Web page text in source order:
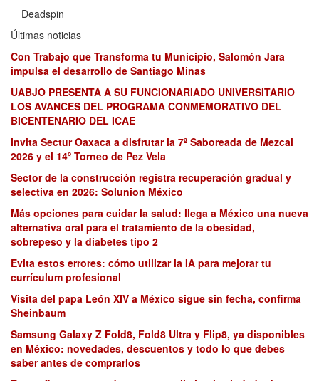
Deadspin
Últimas noticias
Con Trabajo que Transforma tu Municipio, Salomón Jara
impulsa el desarrollo de Santiago Minas
UABJO PRESENTA A SU FUNCIONARIADO UNIVERSITARIO
LOS AVANCES DEL PROGRAMA CONMEMORATIVO DEL
BICENTENARIO DEL ICAE
Invita Sectur Oaxaca a disfrutar la 7ª Saboreada de Mezcal
2026 y el 14º Torneo de Pez Vela
Sector de la construcción registra recuperación gradual y
selectiva en 2026: Solunion México
Más opciones para cuidar la salud: llega a México una nueva
alternativa oral para el tratamiento de la obesidad,
sobrepeso y la diabetes tipo 2
Evita estos errores: cómo utilizar la IA para mejorar tu
currículum profesional
Visita del papa León XIV a México sigue sin fecha, confirma
Sheinbaum
Samsung Galaxy Z Fold8, Fold8 Ultra y Flip8, ya disponibles
en México: novedades, descuentos y todo lo que debes
saber antes de comprarlos